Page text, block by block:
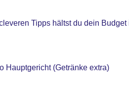
Tipps hältst du dein Budget
Hauptgericht (Getränke extra)